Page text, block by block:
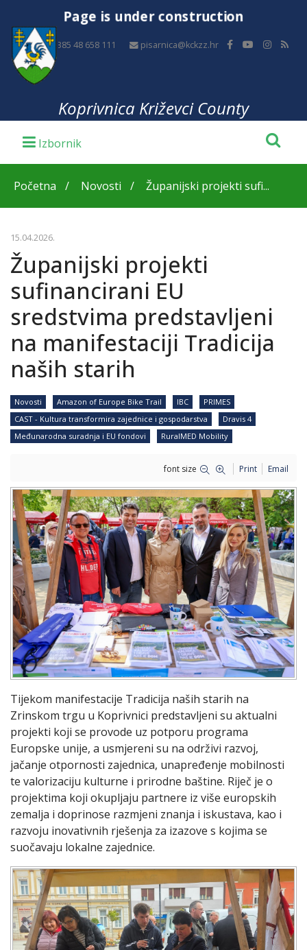
Page is under construction
+385 48 658 111 pisarnica@kckzz.hr
Koprivnica Križevci County
Početna Novosti Županijski projekti sufi...
15.04.2026.
Županijski projekti
sufinancirani EU
sredstvima predstavljeni
na manifestaciji Tradicija
naših starih
Novosti Amazon of Europe Bike Trail IBC
PRIMES
CAST - Kultura transformira zajednice i gospodarstva
Dravis 4
Međunarodna suradnja i EU fondovi
RuralMED Mobility
font size Print Email
Tijekom manifestacije Tradicija naših starih na
Zrinskom trgu u Koprivnici predstavljeni su aktualni
projekti koji se provode uz potporu programa
Europske unije, a usmjereni su na održivi razvoj,
jačanje otpornosti zajednica, unapređenje mobilnosti
te valorizaciju kulturne i prirodne baštine. Riječ je o
projektima koji okupljaju partnere iz više europskih
zemalja i doprinose razmjeni znanja i iskustava, kao i
razvoju inovativnih rješenja za izazove s kojima se
suočavaju lokalne zajednice.